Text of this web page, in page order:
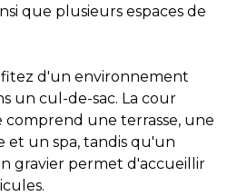
que plusieurs espaces de
d'un environnement
un cul-de-sac. La cour
comprend une terrasse, une
et un spa, tandis qu'un
gravier permet d'accueillir